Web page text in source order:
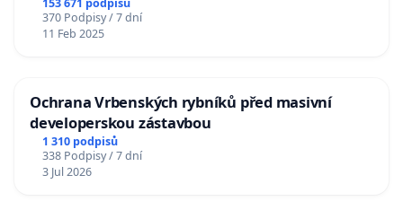
153 671 podpisů
370 Podpisy / 7 dní
11 Feb 2025
Ochrana Vrbenských rybníků před masivní
developerskou zástavbou
1 310 podpisů
338 Podpisy / 7 dní
3 Jul 2026